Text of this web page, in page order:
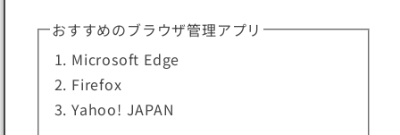
おすすめのブラウザ管理アプリ
Microsoft Edge
Firefox
Yahoo! JAPAN